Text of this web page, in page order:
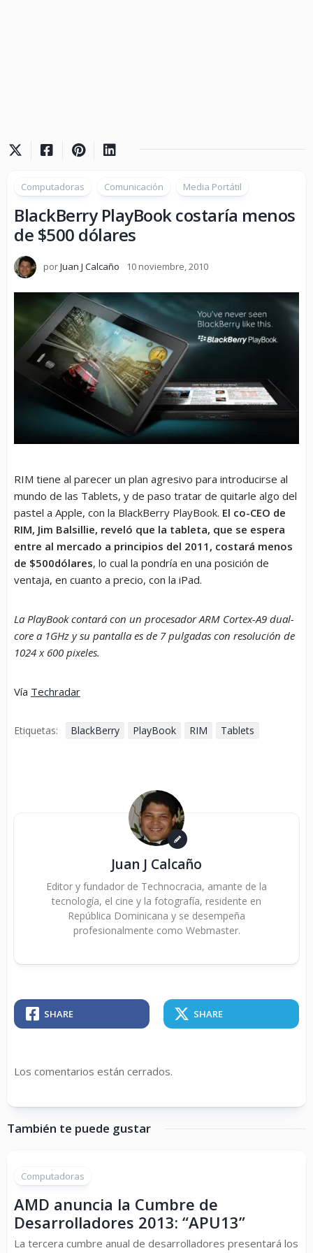
Computadoras Comunicación Media Portátil
BlackBerry PlayBook costaría menos
de $500 dólares
porJuan J Calcaño 10 noviembre, 2010
RIM tiene al parecer un plan agresivo para introducirse al
mundo de las Tablets, y de paso tratar de quitarle algo del
pastel a Apple, con la BlackBerry PlayBook. El co-CEO de
RIM, Jim Balsillie, reveló que la tableta, que se espera
entre al mercado a principios del 2011, costará menos
de $500dólares, lo cual la pondría en una posición de
ventaja, en cuanto a precio, con la iPad.
La PlayBook contará con un procesador ARM Cortex-A9 dual-
core a 1GHz y su pantalla es de 7 pulgadas con resolución de
1024 x 600 pixeles.
Vía Techradar
Etiquetas: BlackBerry PlayBook RIM Tablets
Juan J Calcaño
Editor y fundador de Technocracia, amante de la
tecnología, el cine y la fotografía, residente en
República Dominicana y se desempeña
profesionalmente como Webmaster.
SHARE SHARE
Los comentarios están cerrados.
También te puede gustar
Computadoras
AMD anuncia la Cumbre de
Desarrolladores 2013: “APU13”
La tercera cumbre anual de desarrolladores presentará los